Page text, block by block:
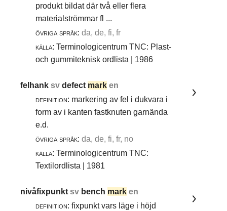
produkt bildat där två eller flera
materialströmmar fl ...
övriga språk: da, de, fi, fr
källa: Terminologicentrum TNC: Plast-
och gummiteknisk ordlista | 1986
felhanksvdefect mark en
definition: markering av fel i dukvara i
form av i kanten fastknuten garnända
e.d.
övriga språk: da, de, fi, fr, no
källa: Terminologicentrum TNC:
Textilordlista | 1981
nivåfixpunktsv bench mark en
definition: fixpunkt vars läge i höjd